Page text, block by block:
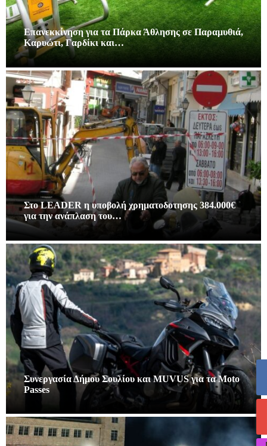
Επανεκκίνηση για τα Πάρκα Άθλησης σε Παραμυθιά,
Καρυώτι, Γαρδίκι και…
Στο LEADER η υποβολή χρηματοδοτησης 384.000€
για την ανάπλαση του…
Συνεργασία Δήμου Σουλίου και MUVUS για τα Moto
Passes